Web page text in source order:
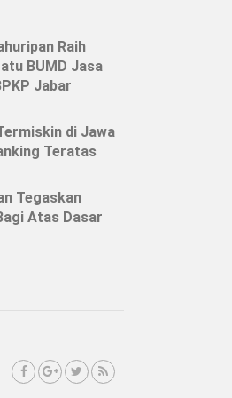
Raih
BUMD Jasa
Jabar
di Jawa
Teratas
Tegaskan
Atas Dasar